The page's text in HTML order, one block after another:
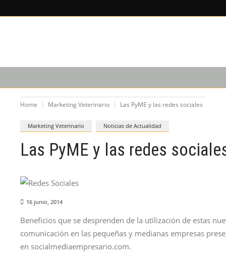
Home Marketing Veterinario Las PyME y las redes sociales
Marketing Veterinario Noticias de Actualidad
Las PyME y las redes
16 junio, 2014
Beneficios que se desprenden de la utilización de estas
comunicación en las pequeñas y medianas empresas
en socialmediaempresario.com.